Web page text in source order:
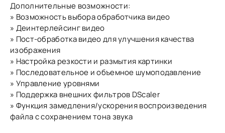
Дополнительные возможности:
» Возможность выбора обработчика видео
» Деинтерлейсинг видео
» Пост-обработка видео для улучшения качества
изображения
» Настройка резкости и размытия картинки
» Последовательное и объемное шумоподавление
» Управление уровнями
» Поддержка внешних фильтров DScaler
» Функция замедления/ускорения воспроизведения
файла с сохранением тона звука